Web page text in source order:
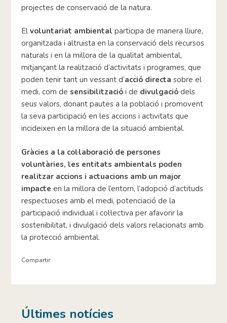
projectes de conservació de la natura.
Elvoluntariat ambiental participa de manera lliure,
organitzada i altruista en la conservació dels recursos
naturals i en la millora de la qualitat ambiental,
mitjançant la realització d’activitats i programes, que
poden tenir tant un vessant d’acció directa sobre el
medi, com desensibilització i de divulgació dels
seus valors, donant pautes a la població i promovent
la seva participació en les accions i activitats que
incideixen en la millora de la situació ambiental.
Gràcies a la col·laboració de persones
voluntàries, les entitats ambientals poden
realitzar accions i actuacions amb un major
impacte en la millora de l’entorn, l’adopció d’actituds
respectuoses amb el medi, potenciació de la
participació individual i col·lectiva per afavorir la
sostenibilitat, i divulgació dels valors relacionats amb
la protecció ambiental.
Compartir:
Últimes notícies